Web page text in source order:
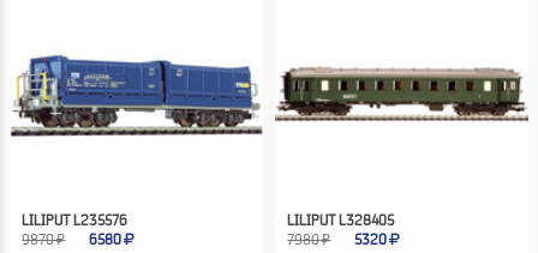
LILIPUT L235576
9870 ₽
6580
LILIPUT L328405
7980 ₽
5320